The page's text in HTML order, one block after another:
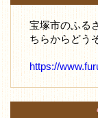
宝塚市のふる
ちらからどう
https://